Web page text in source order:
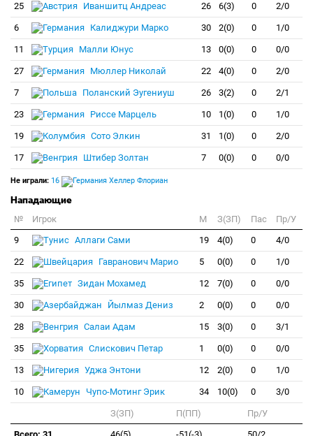
25 Иваншитц Андреас 26 6(3) 0 2/0
6 Калиджури Марко 30 2(0) 0 1/0
11 Малли Юнус 13 0(0) 0 0/0
27 Мюллер Николай 22 4(0) 0 2/0
7 Поланский Эугениуш 26 3(2) 0 2/1
23 Риссе Марцель 10 1(0) 0 1/0
19 Сото Элкин 31 1(0) 0 2/0
17 Штибер Золтан 7 0(0) 0 0/0
Не играли: 16 Хеллер Флориан
Нападающие
№ Игрок M З(ЗП) Пас
Пр/У
9
Аллаги Сами 19 4(0) 0 4/0
22 Гавранович Марио 5 0(0) 0 1/0
35 Зидан Мохамед 12 7(0) 0 0/0
30 Йылмаз Дениз 2 0(0) 0 0/0
28 Салаи Адам 15 3(0) 0 3/1
35 Слискович Петар 1 0(0) 0 0/0
13 Уджа Энтони 12 2(0) 0 1/0
10 Чупо-Мотинг Эрик 34 10(0) 0 3/0
З(ЗП) П(ПП)
Пр/У